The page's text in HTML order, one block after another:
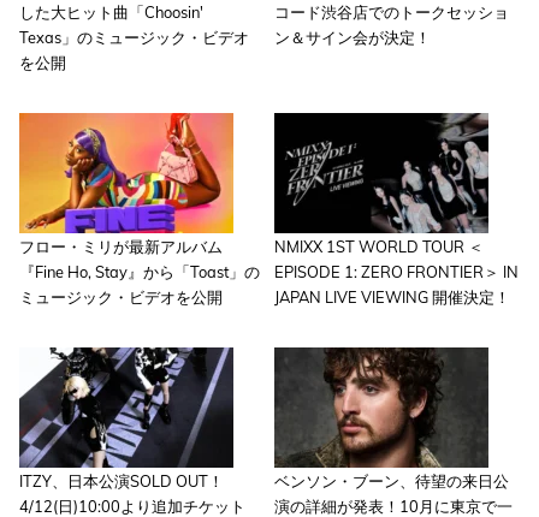
した大ヒット曲「Choosin'
Texas」のミュージック・ビデオ
を公開
コード渋谷店でのトークセッショ
ン＆サイン会が決定！
フロー・ミリが最新アルバム
『Fine Ho, Stay』から「Toast」の
ミュージック・ビデオを公開
NMIXX 1ST WORLD TOUR ＜
EPISODE 1: ZERO FRONTIER＞ IN
JAPAN LIVE VIEWING 開催決定！
ITZY、日本公演SOLD OUT！
4/12(日)10:00より追加チケット
ベンソン・ブーン、待望の来日公
演の詳細が発表！10月に東京で一